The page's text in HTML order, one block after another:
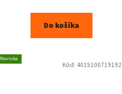
Do košíka
Novinka
Kód: 4015100719192